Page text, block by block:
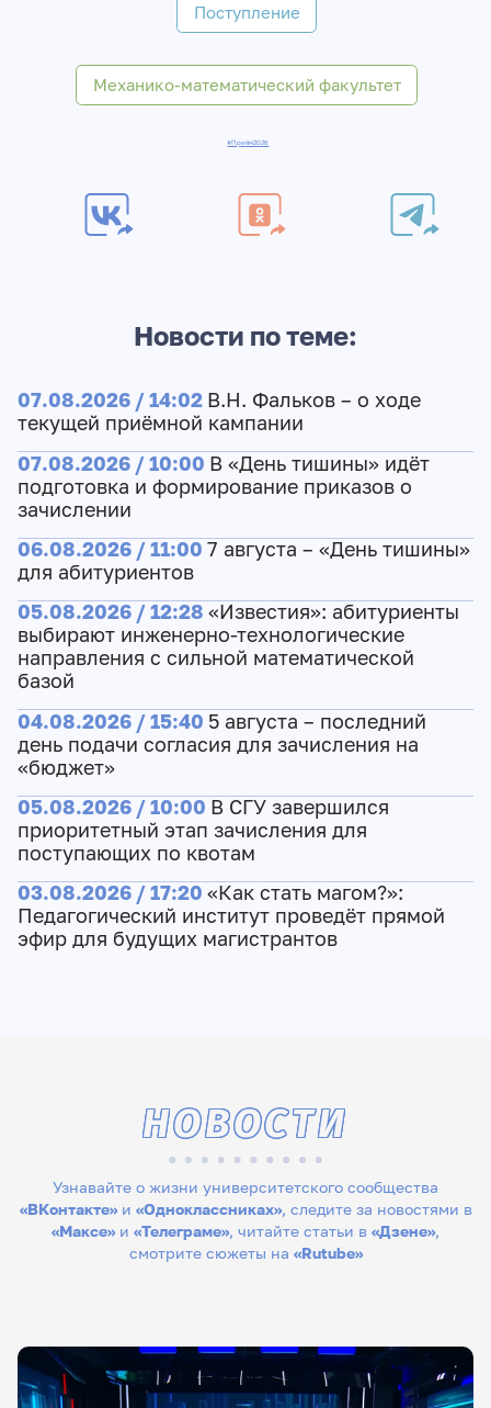
Поступление
Механико-математический факультет
#Приём2026
Новости по теме:
07.08.2026 / 14:02 В.Н. Фальков – о ходе
текущей приёмной кампании
07.08.2026 / 10:00 В «День тишины» идёт
подготовка и формирование приказов о
зачислении
06.08.2026 / 11:00 7 августа – «День тишины»
для абитуриентов
05.08.2026 / 12:28 «Известия»: абитуриенты
выбирают инженерно-технологические
направления с сильной математической
базой
04.08.2026 / 15:40 5 августа – последний
день подачи согласия для зачисления на
«бюджет»
05.08.2026 / 10:00 В СГУ завершился
приоритетный этап зачисления для
поступающих по квотам
03.08.2026 / 17:20 «Как стать магом?»:
Педагогический институт проведёт прямой
эфир для будущих магистрантов
Узнавайте о жизни университетского сообщества
«ВКонтакте»и «Одноклассниках», следите за новостями в
«Максе» и «Телеграме», читайте статьи в «Дзене»,
смотрите сюжеты на «Rutube»
НОВОСТИ